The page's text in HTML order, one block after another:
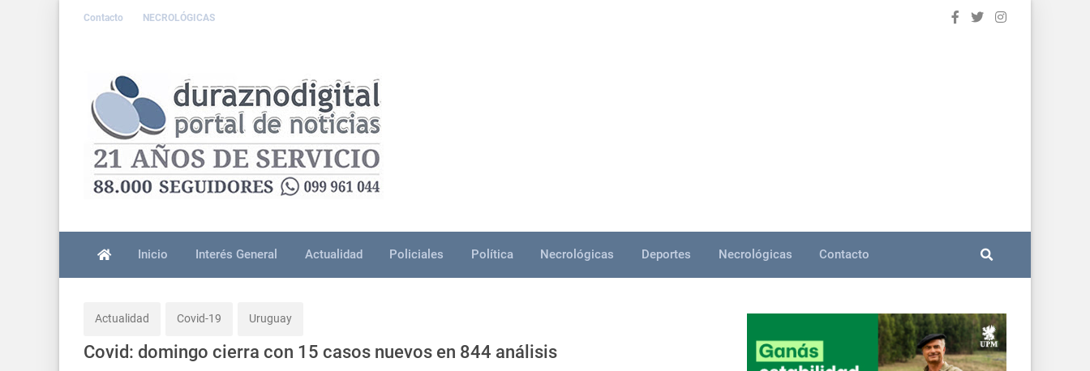
Contacto NECROLÓGICAS
Inicio Interés General Actualidad Policiales Política Necrológicas Deportes Necrológicas Contacto
Actualidad Covid-19 Uruguay
Covid: domingo cierra con 15 casos nuevos en 844 análisis